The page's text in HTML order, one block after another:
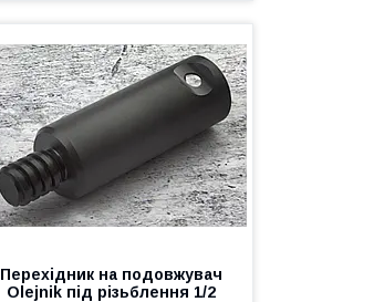
Перехідник на подовжувач
Olejnik під різьблення 1/2